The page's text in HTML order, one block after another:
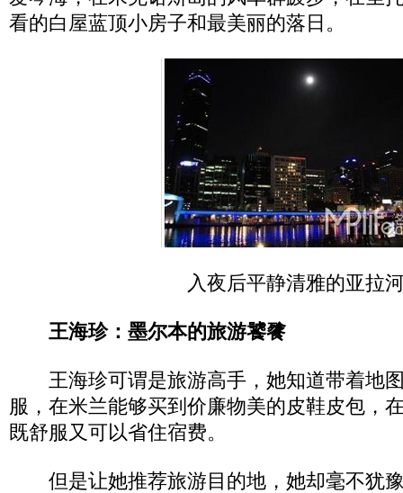
看的白屋蓝顶小房子和最美丽的落日。
入夜后平静清雅的亚拉
王海珍：墨尔本的旅游饕餮
王海珍可谓是旅游高手，她知道带着地
服，在米兰能够买到价廉物美的皮鞋皮包，
既舒服又可以省住宿费。
但是让她推荐旅游目的地，她却毫不犹